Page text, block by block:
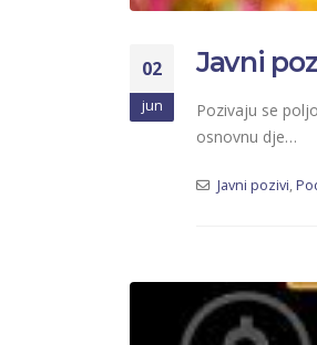
02
jun
Javni
Pozivaju se
osnovnu dje…
Javni pozivi,